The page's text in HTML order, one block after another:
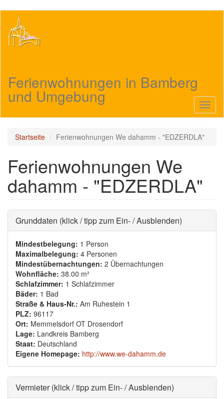
Inhalt
Ferienwohnungen in Bamberg
und Umgebung
Startseite Ferienwohnungen We dahamm - "EDZERDLA"
Ferienwohnungen We
dahamm - "EDZERDLA"
Ausblenden
Grunddaten (klick / tipp zum Ein- / Ausblenden)
Mindestbelegung: 1 Person
Maximalbelegung: 4 Personen
Mindestübernachtungen: 2 Übernachtungen
Wohnfläche: 38.00 m²
Schlafzimmer: 1 Schlafzimmer
Bäder: 1 Bad
Straße & Haus-Nr.: Am Ruhestein 1
PLZ: 96117
Ort: Memmelsdorf OT Drosendorf
Lage: Landkreis Bamberg
Staat: Deutschland
Eigene Homepage: http://www.we-dahamm.de
Ausblenden
Vermieter (klick / tipp zum Ein- / Ausblenden)